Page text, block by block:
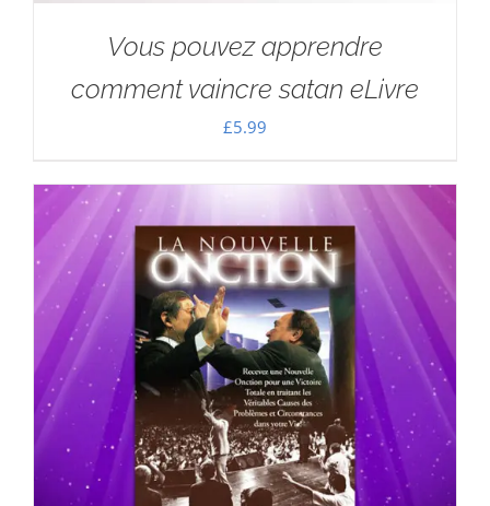
Vous pouvez apprendre
comment vaincre satan eLivre
£5.99